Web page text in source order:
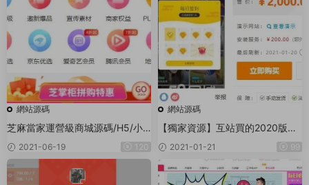
網站源碼
芝麻當家運營級商城源碼/H5/小
程序/網頁
2021-06-19 120
網站源碼
【獨家資源】互站買的2020版直
播源碼/支付已接
2021-01-21